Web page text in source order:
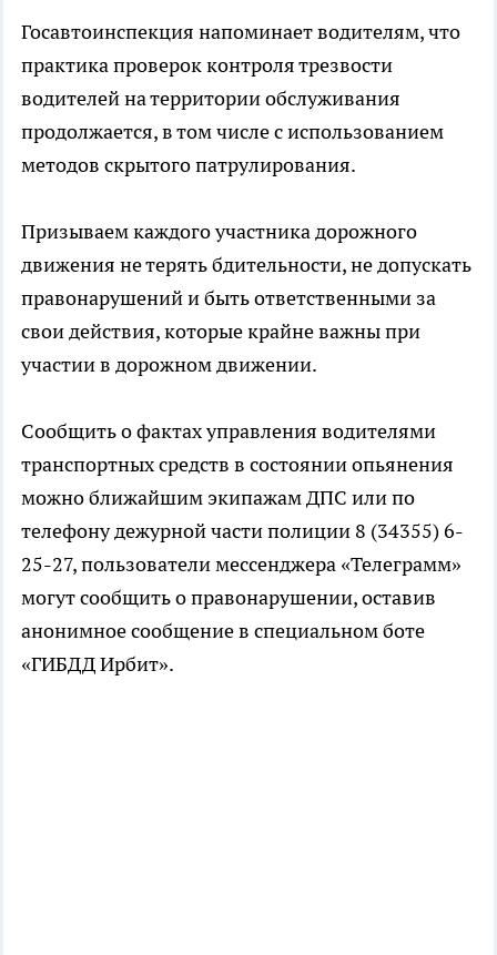
Госавтоинспекция напоминает водителям, что
практика проверок контроля трезвости
водителей на территории обслуживания
продолжается, в том числе с использованием
методов скрытого патрулирования.
Призываем каждого участника дорожного
движения не терять бдительности, не допускать
правонарушений и быть ответственными за
свои действия, которые крайне важны при
участии в дорожном движении.
Сообщить о фактах управления водителями
транспортных средств в состоянии опьянения
можно ближайшим экипажам ДПС или по
телефону дежурной части полиции 8 (34355) 6-
25-27, пользователи мессенджера «Телеграмм»
могут сообщить о правонарушении, оставив
анонимное сообщение в специальном боте
«ГИБДД Ирбит».